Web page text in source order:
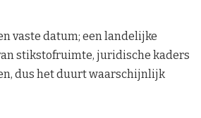
vaste datum; een landelijke
stikstofruimte, juridische kaders
dus het duurt waarschijnlijk